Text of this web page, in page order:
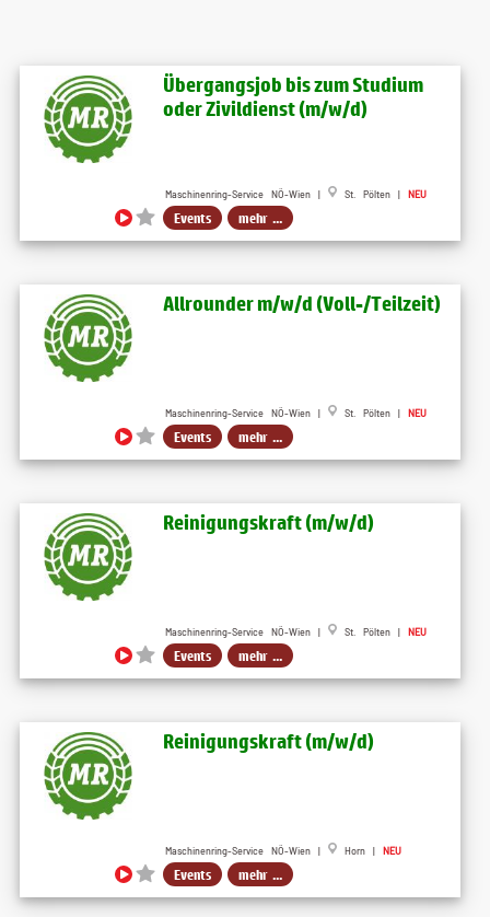
Übergangsjob bis zum Studium
oder Zivildienst (m​/w​/d)
Maschinenring-Service NÖ-Wien | St. Pölten | NEU
Events mehr ...
Allrounder m​/w​/d (Voll-​/Teilzeit)
Maschinenring-Service NÖ-Wien | St. Pölten | NEU
Events mehr ...
Reinigungskraft (m​/w​/d)
Maschinenring-Service NÖ-Wien | St. Pölten | NEU
Events mehr ...
Reinigungskraft (m​/w​/d)
Maschinenring-Service NÖ-Wien | Horn | NEU
Events mehr ...